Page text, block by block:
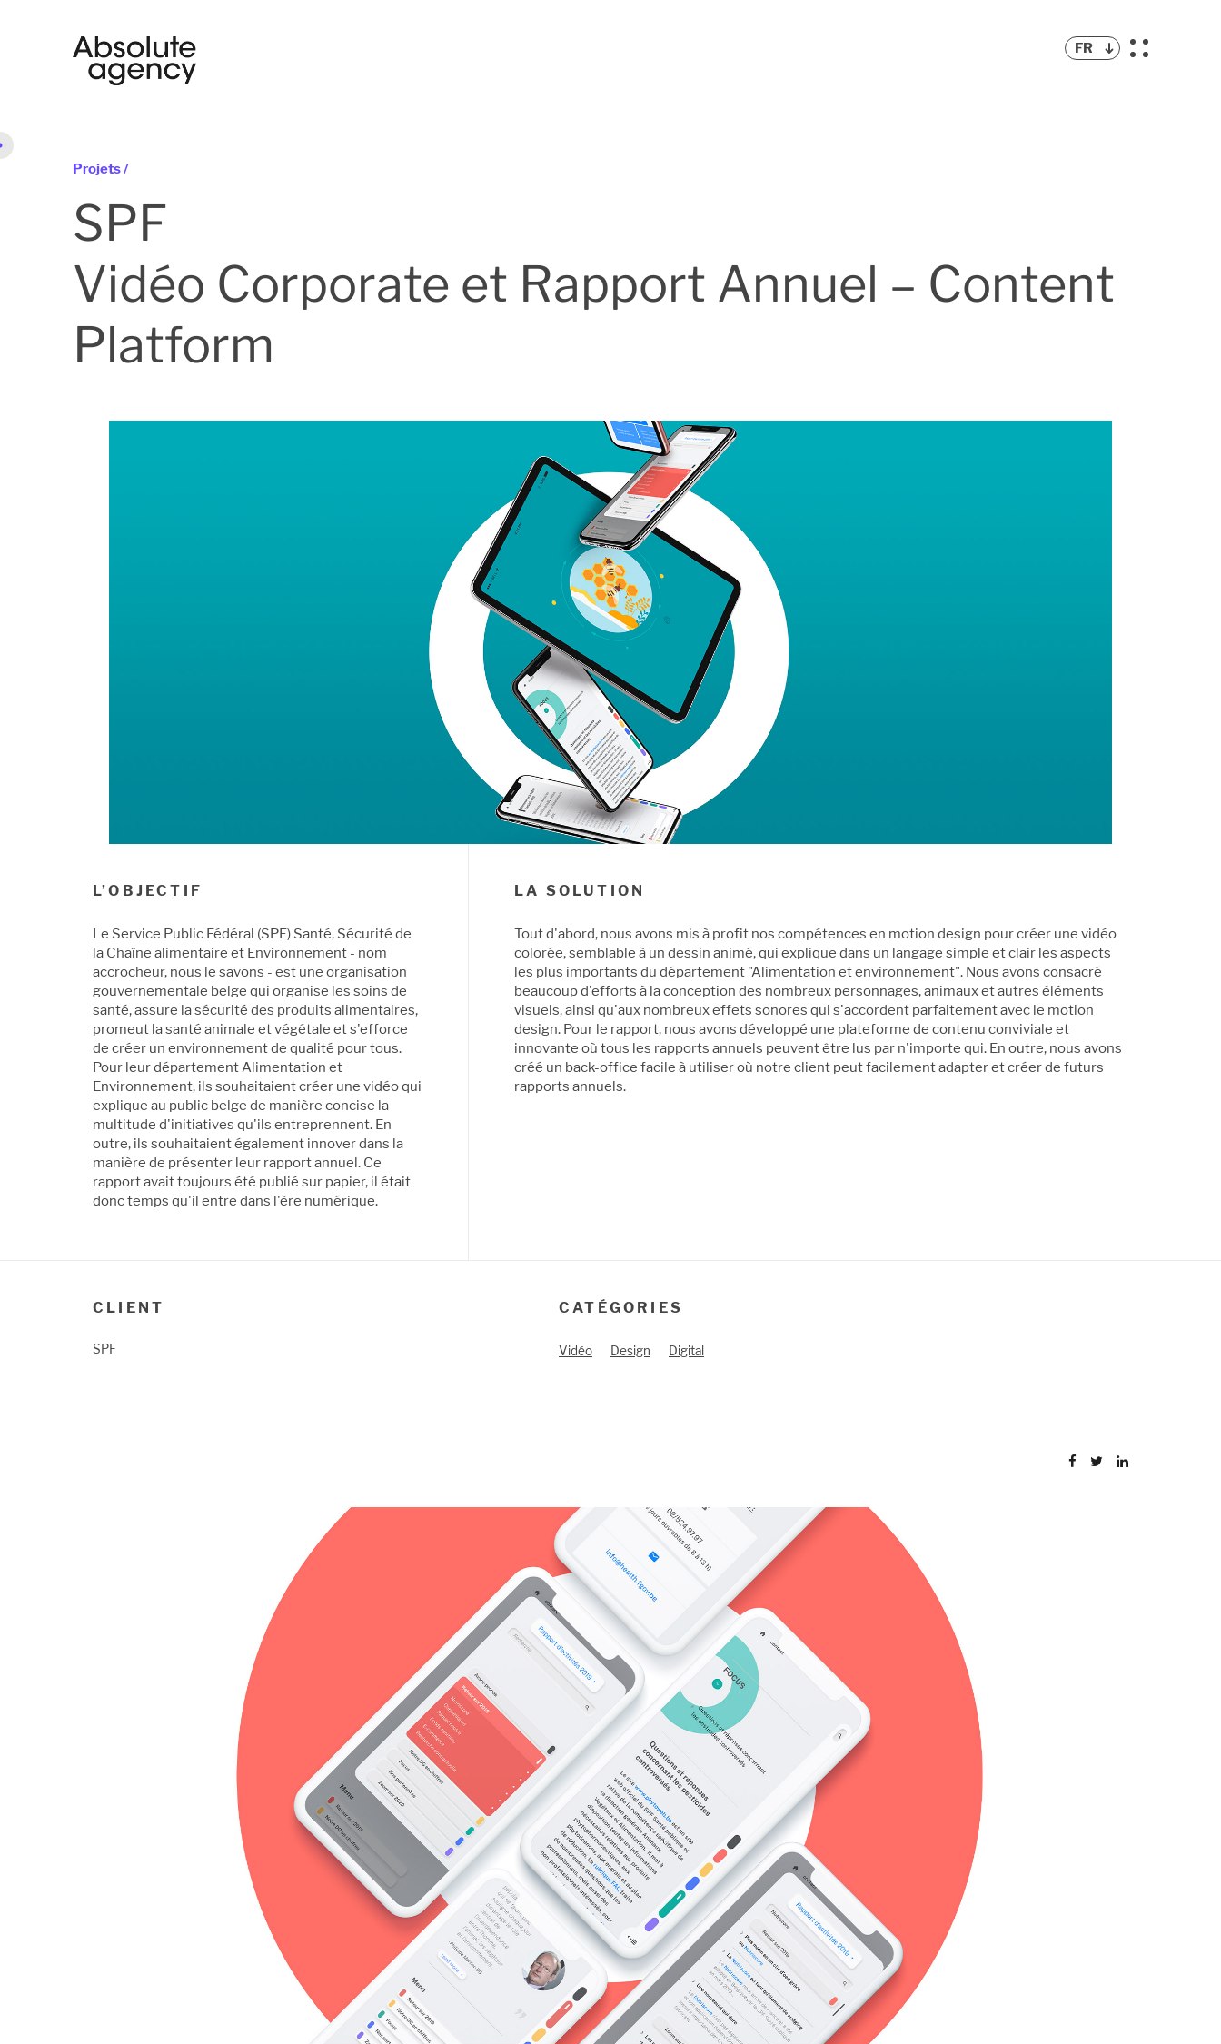
FR
Projets /
SPF
Vidéo Corporate et Rapport Annuel – Content
Platform
L’OBJECTIF
Le Service Public Fédéral (SPF) Santé, Sécurité de
la Chaîne alimentaire et Environnement - nom
accrocheur, nous le savons - est une organisation
gouvernementale belge qui organise les soins de
santé, assure la sécurité des produits alimentaires,
promeut la santé animale et végétale et s'efforce
de créer un environnement de qualité pour tous.
Pour leur département Alimentation et
Environnement, ils souhaitaient créer une vidéo qui
explique au public belge de manière concise la
multitude d'initiatives qu'ils entreprennent. En
outre, ils souhaitaient également innover dans la
manière de présenter leur rapport annuel. Ce
rapport avait toujours été publié sur papier, il était
donc temps qu'il entre dans l'ère numérique.
LA SOLUTION
Tout d'abord, nous avons mis à profit nos compétences en motion design pour créer une vidéo
colorée, semblable à un dessin animé, qui explique dans un langage simple et clair les aspects
les plus importants du département "Alimentation et environnement". Nous avons consacré
beaucoup d'efforts à la conception des nombreux personnages, animaux et autres éléments
visuels, ainsi qu'aux nombreux effets sonores qui s'accordent parfaitement avec le motion
design. Pour le rapport, nous avons développé une plateforme de contenu conviviale et
innovante où tous les rapports annuels peuvent être lus par n'importe qui. En outre, nous avons
créé un back-office facile à utiliser où notre client peut facilement adapter et créer de futurs
rapports annuels.
CLIENT
SPF
CATÉGORIES
Vidéo Design Digital